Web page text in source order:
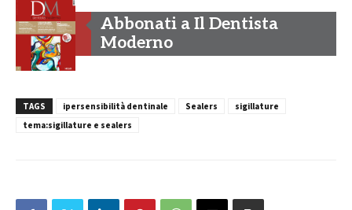
Abbonati a Il Dentista
Moderno
TAGS ipersensibilità dentinale Sealers
sigillature
tema:sigillature e sealers